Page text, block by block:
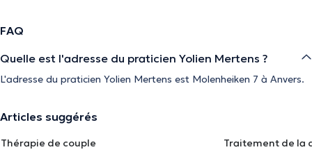
FAQ
Quelle est l'adresse du praticien Yolien Mertens ?
L'adresse du praticien Yolien Mertens est Molenheiken 7 à Anvers.
Articles suggérés
Thérapie de couple
Traitement de la